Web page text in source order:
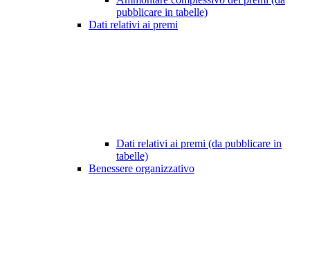
pubblicare in tabelle)
Dati relativi ai premi
Dati relativi ai premi (da pubblicare in
tabelle)
Benessere organizzativo